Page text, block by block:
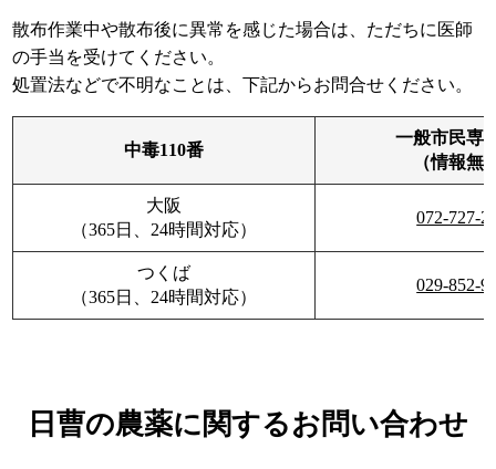
散布作業中や散布後に異常を感じた場合は、ただちに医師
の手当を受けてください。
処置法などで不明なことは、下記からお問合せください。
中毒110番
一般市民専
（情報無
大阪
（365日、24時間対応）
072-727-
つくば
（365日、24時間対応）
029-852-
日曹の農薬に関するお問い合わせ